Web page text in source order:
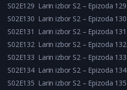
S02E129 Larin izbor S2 – Epizoda 129
S02E130 Larin izbor S2 – Epizoda 130
S02E131 Larin izbor S2 – Epizoda 131
S02E132 Larin izbor S2 – Epizoda 132
S02E133 Larin izbor S2 – Epizoda 133
S02E134 Larin izbor S2 – Epizoda 134
S02E135 Larin izbor S2 – Epizoda 135